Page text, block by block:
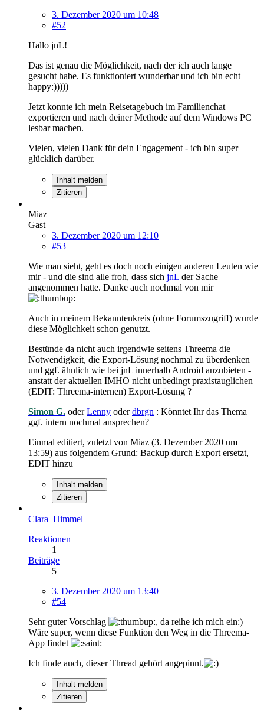
3. Dezember 2020 um 10:48
#52
Hallo jnL!
Das ist genau die Möglichkeit, nach der ich auch lange
gesucht habe. Es funktioniert wunderbar und ich bin echt
happy:)))))
Jetzt konnte ich mein Reisetagebuch im Familienchat
exportieren und nach deiner Methode auf dem Windows PC
lesbar machen.
Vielen, vielen Dank für dein Engagement - ich bin super
glücklich darüber.
Inhalt melden
Zitieren
Miaz
Gast
3. Dezember 2020 um 12:10
#53
Wie man sieht, geht es doch noch einigen anderen Leuten wie
mir - und die sind alle froh, dass sich jnL der Sache
angenommen hatte. Danke auch nochmal von mir
Auch in meinem Bekanntenkreis (ohne Forumszugriff) wurde
diese Möglichkeit schon genutzt.
Bestünde da nicht auch irgendwie seitens Threema die
Notwendigkeit, die Export-Lösung nochmal zu überdenken
und ggf. ähnlich wie bei jnL innerhalb Android anzubieten -
anstatt der aktuellen IMHO nicht unbedingt praxistauglichen
(EDIT: Threema-internen) Export-Lösung ?
Simon G. oderLenny oderdbrgn : Könntet Ihr das Thema
ggf. intern nochmal ansprechen?
Einmal editiert, zuletzt von Miaz (3. Dezember 2020 um
13:59) aus folgendem Grund: Backup durch Export ersetzt,
EDIT hinzu
Inhalt melden
Zitieren
Clara_Himmel
Reaktionen
1
Beiträge
5
3. Dezember 2020 um 13:40
#54
Sehr guter Vorschlag
, da reihe ich mich ein:)
Wäre super, wenn diese Funktion den Weg in die Threema-
App findet
Ich finde auch, dieser Thread gehört angepinnt.
Inhalt melden
Zitieren